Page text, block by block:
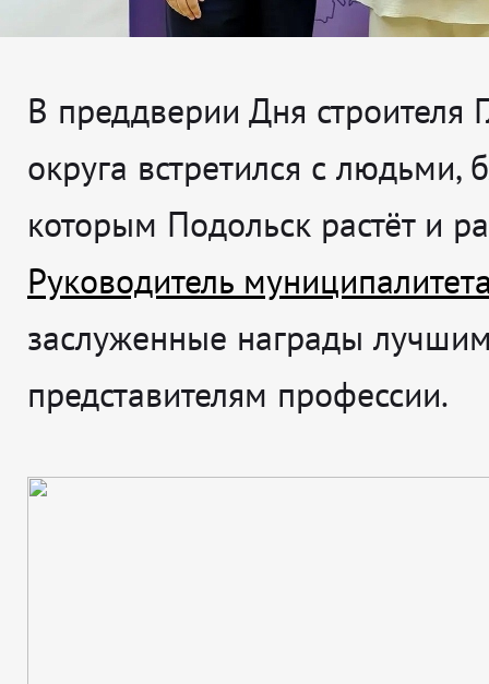
В преддверии Дня строителя
округа встретился с людьми,
которым Подольск растёт и
Руководитель
заслуженные награды
представителям профессии.